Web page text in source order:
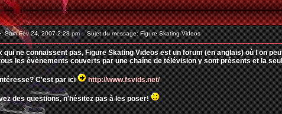
Sam Fév 24, 2007 2:28 pm Sujet du message: Figure Skating Videos
qui ne connaissent pas, Figure Skating Videos est un forum (en anglais) où l'on
les évènements couverts par une chaîne de télévision y sont présents et la
C'est par ici http://www.fsvids.net/
des questions, n'hésitez pas à les poser!